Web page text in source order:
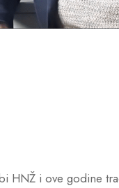
HNŽ i ove godine